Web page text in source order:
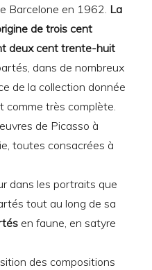
Barcelone en 1962. La
de trois cent
deux cent trente-huit
dans de nombreux
de la collection donnée
comme très complète.
de Picasso à
toutes consacrées à
dans les portraits que
tout au long de sa
en faune, en satyre
des compositions